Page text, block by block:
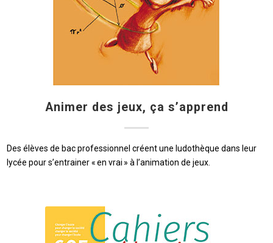
Animer des jeux, ça s’apprend
Des élèves de bac professionnel créent une ludothèque dans leur
lycée pour s’entrainer « en vrai » à l’animation de jeux.